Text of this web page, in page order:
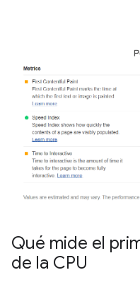
Qué mide el
de la CPU